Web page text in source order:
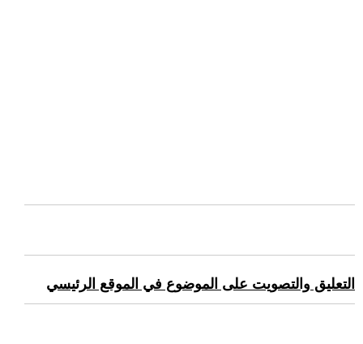
التعليق والتصويت على الموضوع في الموقع الرئيسي